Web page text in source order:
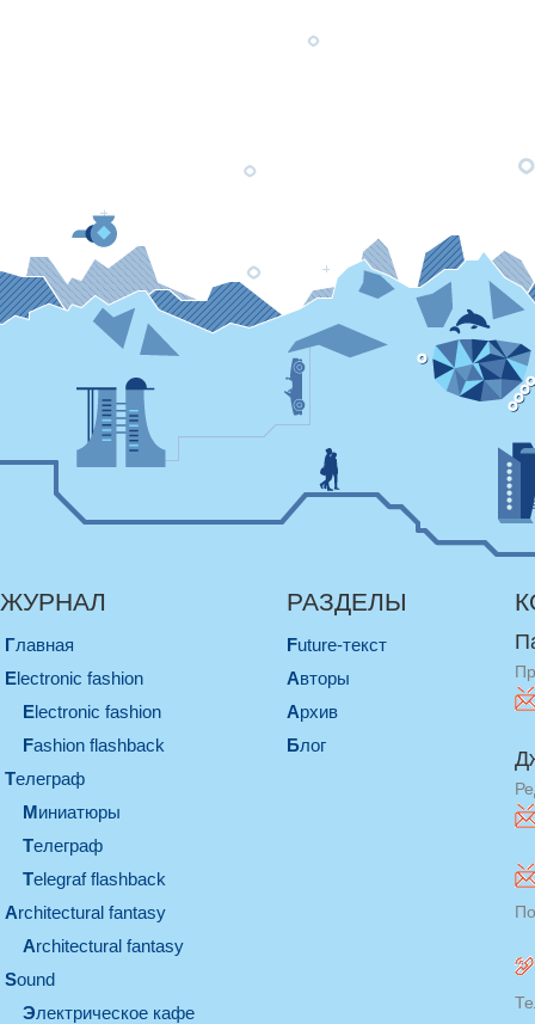
ЖУРНАЛ
Главная
electronic fashion
electronic fashion
Fashion flashback
телеграф
миниатюры
телеграф
Telegraf flashback
architectural fantasy
architectural fantasy
sound
электрическое кафе
РАЗДЕЛЫ
Future-текст
Авторы
Архив
Блог